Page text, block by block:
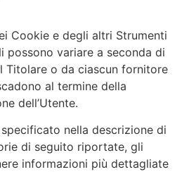
Cookie e degli altri Strumenti
possono variare a seconda di
Titolare o da ciascun fornitore
al termine della
dell’Utente.
nella descrizione di
di seguito riportate, gli
informazioni più dettagliate